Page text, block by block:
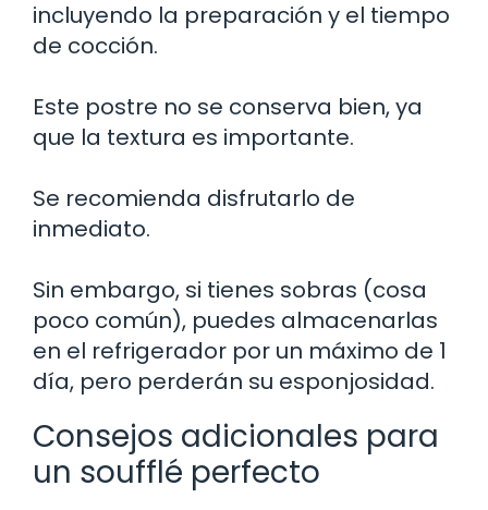
incluyendo la preparación y el tiempo
de cocción.
Este postre no se conserva bien, ya
que la textura es importante.
Se recomienda disfrutarlo de
inmediato.
Sin embargo, si tienes sobras (cosa
poco común), puedes almacenarlas
en el refrigerador por un máximo de 1
día, pero perderán su esponjosidad.
Consejos adicionales para
un soufflé perfecto